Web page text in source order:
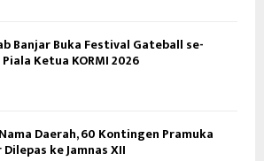
Banjar Buka Festival Gateball se-
Ketua KORMI 2026
Daerah, 60 Kontingen Pramuka
ke Jamnas XII